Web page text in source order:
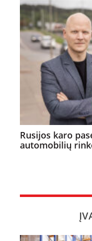
Rusijos karo
automobilių